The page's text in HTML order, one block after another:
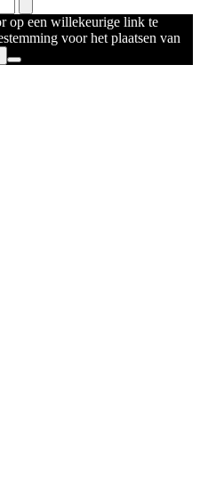
op een willekeurige link te
voor het plaatsen van